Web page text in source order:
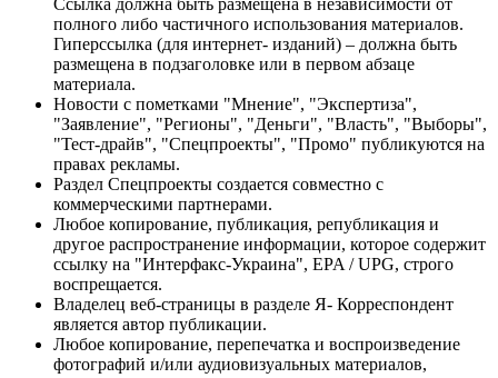
полного либо частичного использования материалов.
Гиперссылка (для интернет- изданий) – должна быть
размещена в подзаголовке или в первом абзаце
материала.
Новости с пометками "Мнение", "Экспертиза",
"Заявление", "Регионы", "Деньги", "Власть", "Выборы",
"Тест-драйв", "Спецпроекты", "Промо" публикуются на
правах рекламы.
Раздел Спецпроекты создается совместно с
коммерческими партнерами.
Любое копирование, публикация, републикация и
другое распространение информации, которое содержит
ссылку на "Интерфакс-Украина", EPA / UPG, строго
воспрещается.
Владелец веб-страницы в разделе Я- Корреспондент
является автор публикации.
Любое копирование, перепечатка и воспроизведение
фотографий и/или аудиовизуальных материалов,